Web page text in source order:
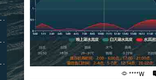
****W